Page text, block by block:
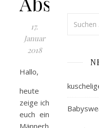
17.
Januar
2018
Hallo,
heute
zeige ich
euch ein
Männerhemd,